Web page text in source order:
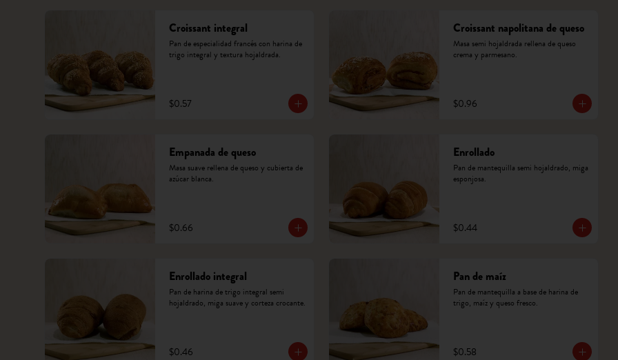
Croissant integral
Pan de especialidad francés con harina de
trigo integral y textura hojaldrada.
$0.57
Croissant napolitana de queso
Masa semi hojaldrada rellena de queso
crema y parmesano.
$0.96
Empanada de queso
Masa suave rellena de queso y cubierta de
azúcar blanca.
$0.66
Enrollado
Pan de mantequilla semi hojaldrado, miga
esponjosa.
$0.44
Enrollado integral
Pan de harina de trigo integral semi
hojaldrado, miga suave y corteza crocante.
$0.46
Pan de maíz
Pan de mantequilla a base de harina de
trigo, maíz y queso fresco.
$0.58